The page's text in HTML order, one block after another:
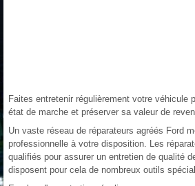
Faites entretenir régulièrement votre véhicule
état de marche et préserver sa valeur de
Un vaste réseau de réparateurs agréés Ford
professionnelle à votre disposition. Les
qualifiés pour assurer un entretien de qualité
disposent pour cela de nombreux outils